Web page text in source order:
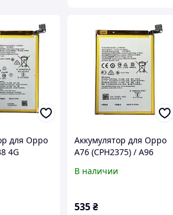
для Oppo
4G
Аккумулятор для Oppo
A76 (CPH2375) / A96
Original PRC
В наличии
535₴